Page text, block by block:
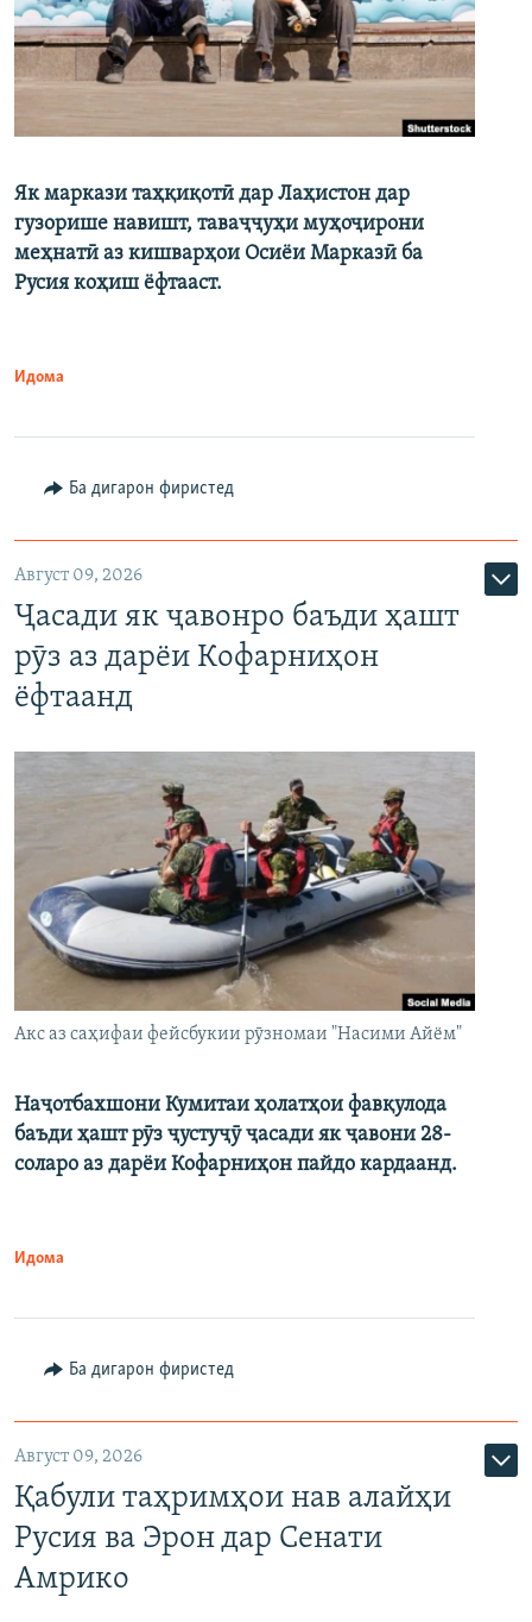
Як маркази таҳқиқотӣ дар Лаҳистон дар
гузорише навишт, таваҷҷуҳи муҳоҷирони
меҳнатӣ аз кишварҳои Осиёи Марказӣ ба
Русия коҳиш ёфтааст.
Идома
Ба дигарон фиристед
Август 09, 2026
Ҷасади як ҷавонро баъди ҳашт
рӯз аз дарёи Кофарниҳон
ёфтаанд
Акс аз саҳифаи фейсбукии рӯзномаи "Насими Айём"
Наҷотбахшони Кумитаи ҳолатҳои фавқулода
баъди ҳашт рӯз ҷустуҷӯ ҷасади як ҷавони 28-
соларо аз дарёи Кофарниҳон пайдо кардаанд.
Идома
Ба дигарон фиристед
Август 09, 2026
Қабули таҳримҳои нав алайҳи
Русия ва Эрон дар Сенати
Амрико